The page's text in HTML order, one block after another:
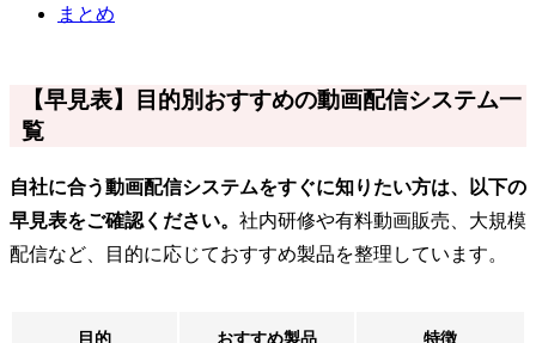
まとめ
【早見表】目的別おすすめの動画配信システム一
覧
自社に合う動画配信システムをすぐに知りたい方は、以下の
早見表をご確認ください。 社内研修や有料動画販売、大規模
配信など、目的に応じておすすめ製品を整理しています。
目的 おすすめ製品 特徴